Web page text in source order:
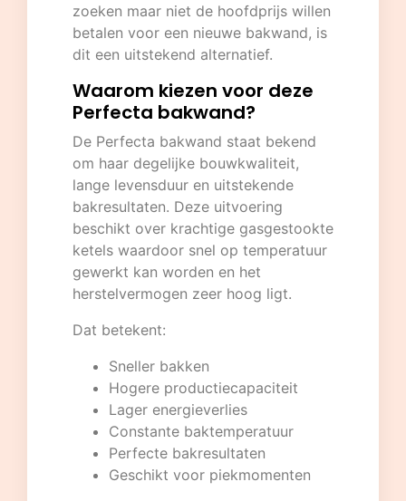
zoeken maar niet de hoofdprijs willen
betalen voor een nieuwe bakwand, is
dit een uitstekend alternatief.
Waarom kiezen voor deze
Perfecta bakwand?
De Perfecta bakwand staat bekend
om haar degelijke bouwkwaliteit,
lange levensduur en uitstekende
bakresultaten. Deze uitvoering
beschikt over krachtige gasgestookte
ketels waardoor snel op temperatuur
gewerkt kan worden en het
herstelvermogen zeer hoog ligt.
Dat betekent:
Sneller bakken
Hogere productiecapaciteit
Lager energieverlies
Constante baktemperatuur
Perfecte bakresultaten
Geschikt voor piekmomenten